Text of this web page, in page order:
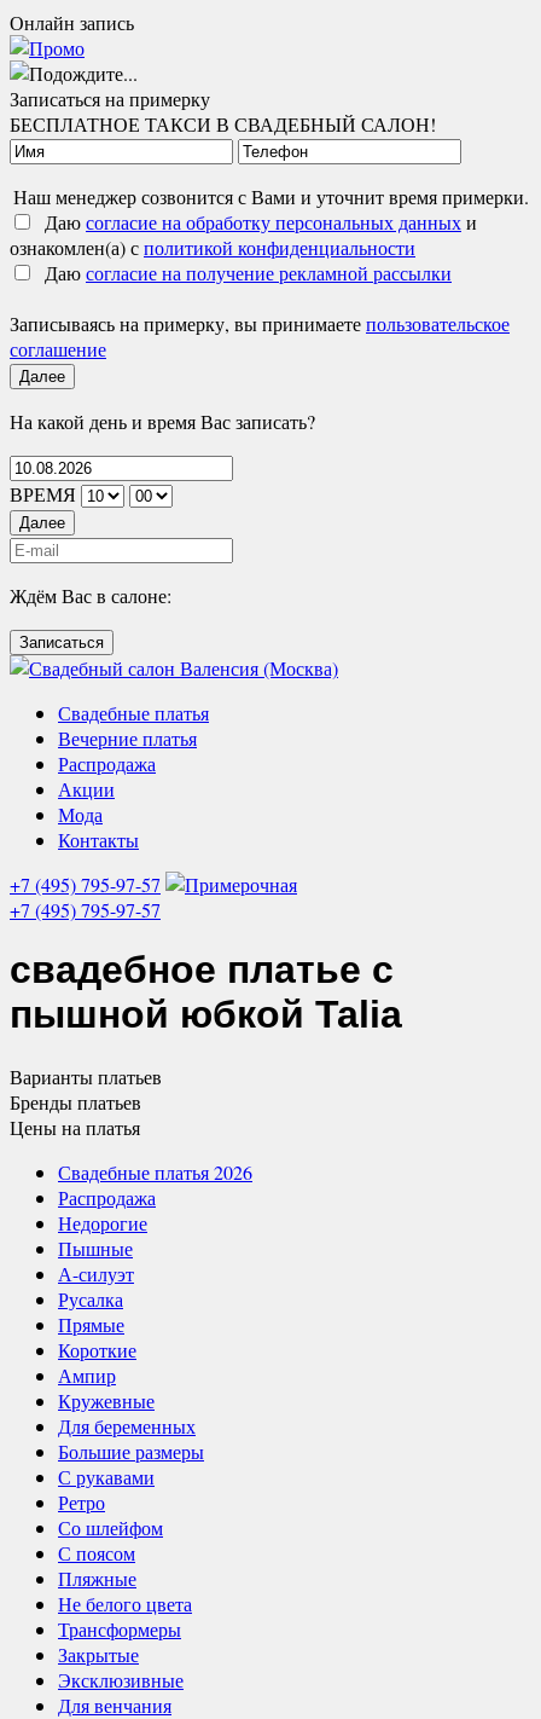
Онлайн запись
Записаться на примерку
БЕСПЛАТНОЕ ТАКСИ В СВАДЕБНЫЙ САЛОН!
Наш менеджер созвонится с Вами и уточнит время примерки.
Даюсогласие на обработку персональных данныхи
ознакомлен(а) сполитикой конфиденциальности
Даюсогласие на получение рекламной рассылки
Записываясь на примерку, вы принимаетепользовательское
соглашение
Далее
На какой день и время Вас записать?
ВРЕМЯ
Далее
Ждём Вас в салоне:
Записаться
Свадебные платья
Вечерние платья
Распродажа
Акции
Мода
Контакты
+7 (495) 795-97-57
+7 (495) 795-97-57
свадебное платье с
пышной юбкой Talia
Вариантыплатьев
Брендыплатьев
Ценына платья
Свадебные платья 2026
Распродажа
Недорогие
Пышные
А-силуэт
Русалка
Прямые
Короткие
Ампир
Кружевные
Для беременных
Большие размеры
С рукавами
Ретро
Со шлейфом
С поясом
Пляжные
Не белого цвета
Трансформеры
Закрытые
Эксклюзивные
Для венчания